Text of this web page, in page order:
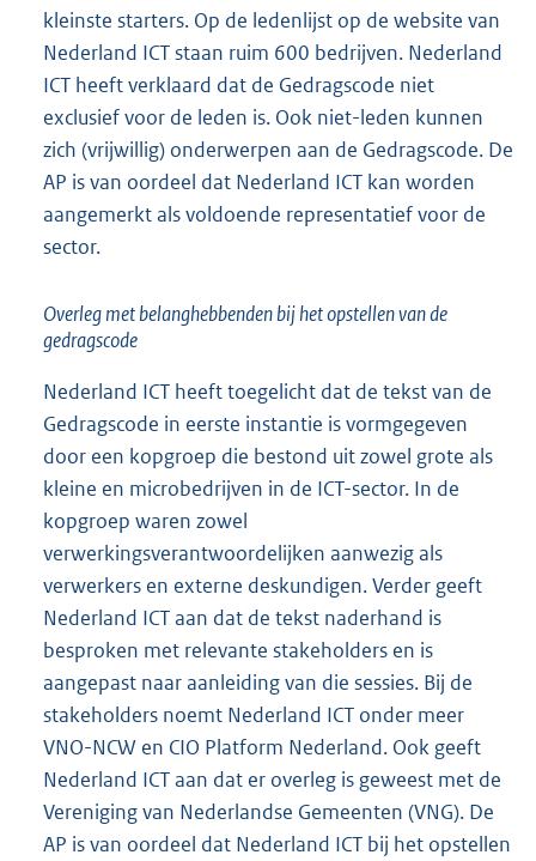
kleinste starters. Op de ledenlijst op de website van
Nederland ICT staan ruim 600 bedrijven. Nederland
ICT heeft verklaard dat de Gedragscode niet
exclusief voor de leden is. Ook niet-leden kunnen
zich (vrijwillig) onderwerpen aan de Gedragscode. De
AP is van oordeel dat Nederland ICT kan worden
aangemerkt als voldoende representatief voor de
sector.
Overleg met belanghebbenden bij het opstellen van de
gedragscode
Nederland ICT heeft toegelicht dat de tekst van de
Gedragscode in eerste instantie is vormgegeven
door een kopgroep die bestond uit zowel grote als
kleine en microbedrijven in de ICT-sector. In de
kopgroep waren zowel
verwerkingsverantwoordelijken aanwezig als
verwerkers en externe deskundigen. Verder geeft
Nederland ICT aan dat de tekst naderhand is
besproken met relevante stakeholders en is
aangepast naar aanleiding van die sessies. Bij de
stakeholders noemt Nederland ICT onder meer
VNO-NCW en CIO Platform Nederland. Ook geeft
Nederland ICT aan dat er overleg is geweest met de
Vereniging van Nederlandse Gemeenten (VNG). De
AP is van oordeel dat Nederland ICT bij het opstellen